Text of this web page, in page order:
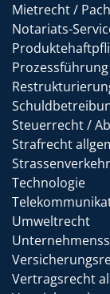
Mietrecht /
Notariats-
Steuerrecht /
Strafrecht
Technologie
Umweltrecht
Vertragsrecht